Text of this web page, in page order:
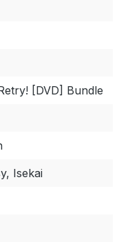
[DVD] Bundle
Isekai